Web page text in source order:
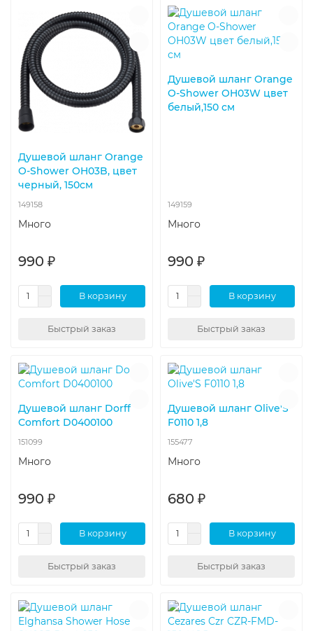
Душевой шланг Orange
O-Shower OH03B, цвет
черный, 150см
149158
Много
990 ₽
В корзину
Быстрый заказ
Душевой шланг Orange
O-Shower OH03W цвет
белый,150 см
149159
Много
990 ₽
В корзину
Быстрый заказ
Душевой шланг Dorff
Comfort D0400100
151099
Много
990 ₽
В корзину
Быстрый заказ
Душевой шланг Olive'S
F0110 1,8
155477
Много
680 ₽
В корзину
Быстрый заказ